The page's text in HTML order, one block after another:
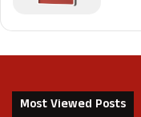
Most Viewed Posts